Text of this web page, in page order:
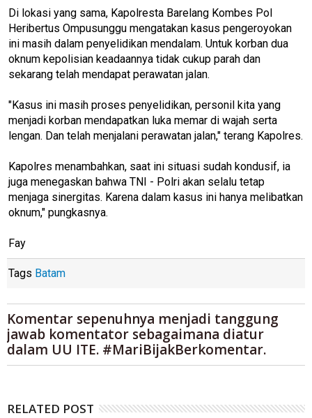
Di lokasi yang sama, Kapolresta Barelang Kombes Pol
Heribertus Ompusunggu mengatakan kasus pengeroyokan
ini masih dalam penyelidikan mendalam. Untuk korban dua
oknum kepolisian keadaannya tidak cukup parah dan
sekarang telah mendapat perawatan jalan.
"Kasus ini masih proses penyelidikan, personil kita yang
menjadi korban mendapatkan luka memar di wajah serta
lengan. Dan telah menjalani perawatan jalan," terang Kapolres.
Kapolres menambahkan, saat ini situasi sudah kondusif, ia
juga menegaskan bahwa TNI - Polri akan selalu tetap
menjaga sinergitas. Karena dalam kasus ini hanya melibatkan
oknum," pungkasnya.
Fay
Tags Batam
Komentar sepenuhnya menjadi tanggung
jawab komentator sebagaimana diatur
dalam UU ITE. #MariBijakBerkomentar.
RELATED POST